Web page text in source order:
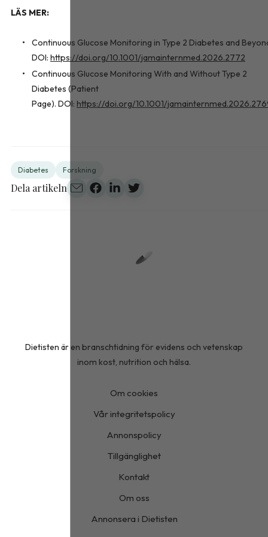
LÄS MER:
Continuous Glucose Monitoring in Type 2 Diabetes and
DOI: https://doi.org/10.1001/jamainternmed.2026.2772
Continuous Glucose Monitoring With and Without Type 2
Diabetes (Patient
Page). DOI: https://doi.org/10.1001/
Diabetes Forskning
Dela artikeln
Dietisten är en branschtidning för evidens och vetenskap
inom kost, nutrition och hälsa.
Om cookies
Vår integritetspolicy
Annonspolicy
Tillgänglighet
Kontakt
Om oss
Annonsera i Dietisten